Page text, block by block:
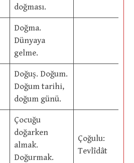
doğması.
Doğma.
Dünyaya
gelme.
Doğuş. Doğum.
Doğum tarihi,
doğum günü.
Çocuğu
doğarken
almak.
Doğurmak.
Çoğulu:
Tevlîdât